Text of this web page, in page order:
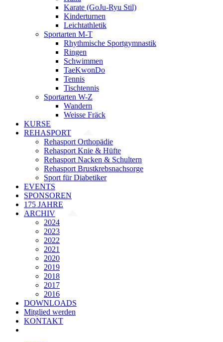
Karate (GoJu-Ryu Stil)
Kinderturnen
Leichtathletik
Sportarten M-T
Rhythmische Sportgymnastik
Ringen
Schwimmen
TaeKwonDo
Tennis
Tischtennis
Sportarten W-Z
Wandern
Weisse Fräck
KURSE
REHASPORT
Rehasport Orthopädie
Rehasport Knie & Hüfte
Rehasport Nacken & Schultern
Rehasport Brustkrebsnachsorge
Sport für Diabetiker
EVENTS
SPONSOREN
175 JAHRE
ARCHIV
2024
2023
2022
2021
2020
2019
2018
2017
2016
DOWNLOADS
Mitglied werden
KONTAKT